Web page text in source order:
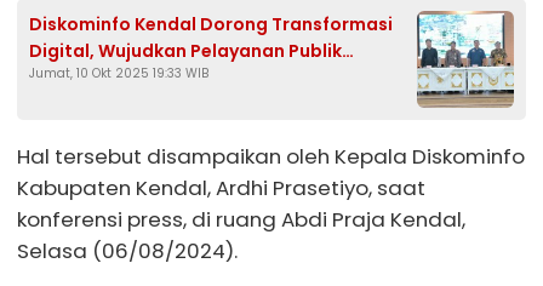
Diskominfo Kendal Dorong Transformasi
Digital, Wujudkan Pelayanan Publik
Responsif dan Partisipatif
Jumat, 10 Okt 2025 19:33 WIB
Hal tersebut disampaikan oleh Kepala Diskominfo
Kabupaten Kendal, Ardhi Prasetiyo, saat
konferensi press, di ruang Abdi Praja Kendal,
Selasa (06/08/2024).